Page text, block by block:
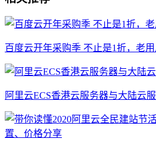
百度云开年采购季 不止是1折，老用
阿里云ECS香港云服务器与大陆云